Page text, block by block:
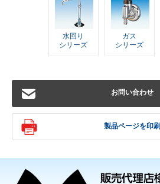
水回り
シリーズ
ガス
シリーズ
お問い合わせ
製品ページを印刷